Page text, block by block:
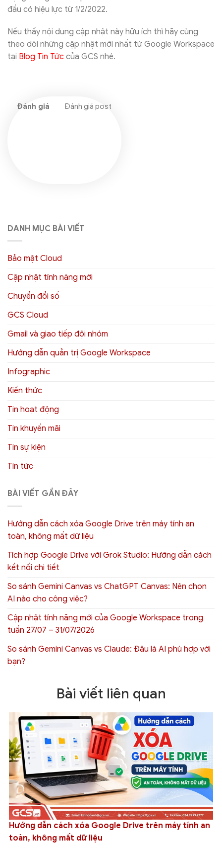
đầu có hiệu lực từ 1/2/2022.
Nếu thấy nội dung cập nhật này hữu ích thì hãy cùng
theo dõi những cập nhật mới nhất từ Google Workspace
tại Blog Tin Tức của GCS nhé.
Đánh giá post
DANH MỤC BÀI VIẾT
Bảo mật Cloud
Cập nhật tính năng mới
Chuyển đổi số
GCS Cloud
Gmail và giao tiếp đội nhóm
Hướng dẫn quản trị Google Workspace
Infographic
Kiến thức
Tin hoạt động
Tin khuyến mãi
Tin sự kiện
Tin tức
BÀI VIẾT GẦN ĐÂY
Hướng dẫn cách xóa Google Drive trên máy tính an
toàn, không mất dữ liệu
Tích hợp Google Drive với Grok Studio: Hướng dẫn cách
kết nối chi tiết
So sánh Gemini Canvas vs ChatGPT Canvas: Nên chọn
AI nào cho công việc?
Cập nhật tính năng mới của Google Workspace trong
tuần 27/07 – 31/07/2026
So sánh Gemini Canvas vs Claude: Đâu là AI phù hợp với
bạn?
Bài viết liên quan
Tích hợp Google Drive với Grok Studio: Hướng dẫn
cách kết nối chi tiết